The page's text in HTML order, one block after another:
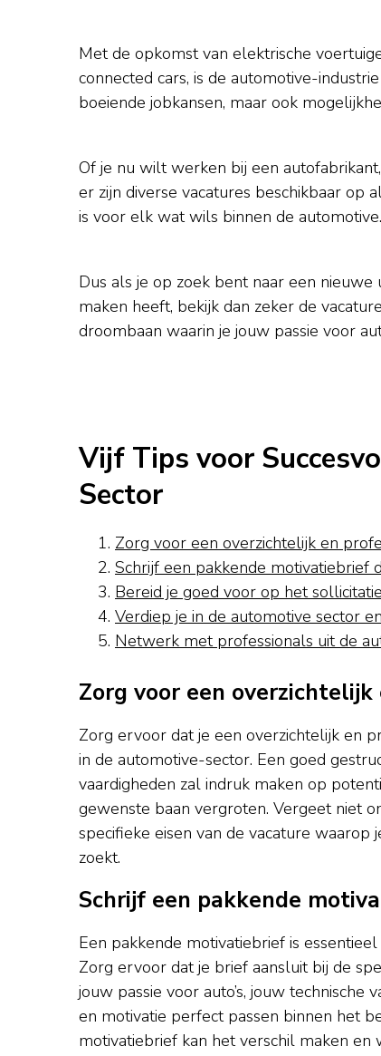
Met de opkomst van elektrische
connected cars, is de automotive-
boeiende jobkansen, maar ook
Of je nu wilt werken bij een
er zijn diverse vacatures beschikbaar op
is voor elk wat wils binnen de automotive.
Dus als je op zoek bent naar een
maken heeft, bekijk dan zeker de
droombaan waarin je jouw passie voor
Vijf Tips voor
Sector
Zorg voor een overzichtelijk en
Schrijf een pakkende motivatiebrief
Bereid je goed voor op het
Verdiep je in de automotive sector
Netwerk met professionals uit de
Zorg voor een overzichtelijk
Zorg ervoor dat je een overzichtelijk en
in de automotive-sector. Een goed
vaardigheden zal indruk maken op
gewenste baan vergroten. Vergeet niet
specifieke eisen van de vacature
zoekt.
Schrijf een pakkende
Een pakkende motivatiebrief is
Zorg ervoor dat je brief aansluit bij de
jouw passie voor auto’s, jouw
en motivatie perfect passen binnen het
motivatiebrief kan het verschil maken en